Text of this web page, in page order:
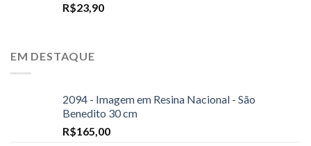
R$23,90
EM DESTAQUE
2094 - Imagem em Resina Nacional - São
Benedito 30 cm
R$165,00